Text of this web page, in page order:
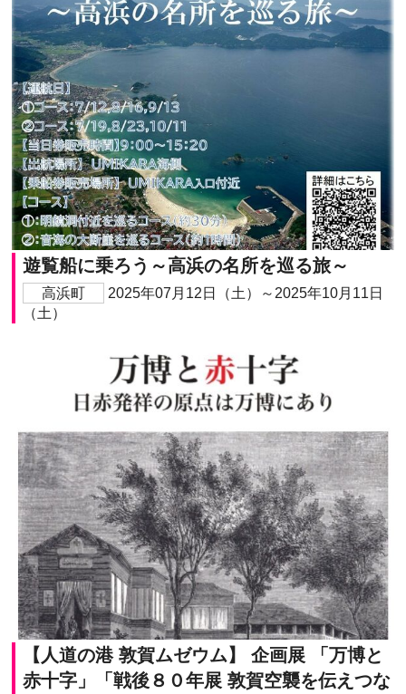
遊覧船に乗ろう～高浜の名所を巡る旅～
高浜町
2025年07月12日（土）～2025年10月11日
（土）
【人道の港 敦賀ムゼウム】 企画展 「万博と
赤十字」「戦後８０年展 敦賀空襲を伝えつな